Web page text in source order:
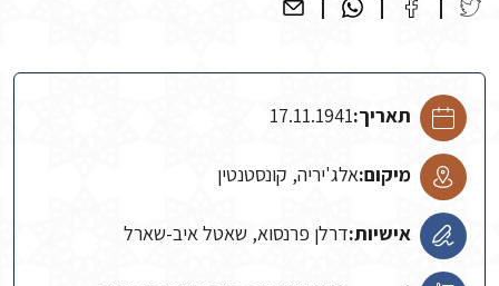
תאריך:17.11.1941
מיקום:אלג'יריה, קונסטנטין
אישיות:דרלן פרנסוא, שאטל איב-שארל